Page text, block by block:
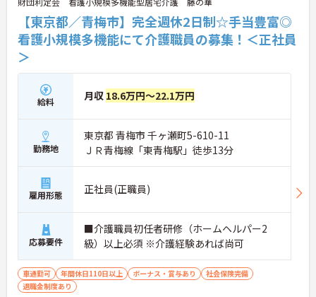
プライベートとの両立がしやすい環境です。
・「年間休日110日以上」「完全週休2日制（月9日
休み）」
・残業は月平均15時間程度
→ 無理なく長く働き続けやすい体制を大切にしてい
ます
幅広い経験を積めるのが魅力です。
・通い・訪問・宿泊の3形態に対応
→ 実務を通じて介護力をしっかり伸ばせます
■ 在宅生活を支えるやりがい◎
地域に密着した介護を実践できます。
・自宅での生活継続を第一に考える支援
・訪問を通じて生活環境にも深く関われる
・地域包括ケアの一員として活躍できる
→ 「人の暮らしに寄り添う介護」を実感できる環境
【東京都／青梅市】完全週休2日制☆手当豊富◎
看護小規模多機能にて介護職員の募集！＜正社員
＞
給料 月収 18.6万円～22.1万円
勤務地
東京都 青梅市 千ヶ瀬町5-610-11
ＪＲ青梅線「東青梅駅」徒歩13分
雇用形態 正社員(正職員)
応募要件
■介護職員初任者研修（ホームヘルパー2
級）以上必須 ※介護経験あれば尚可
車通勤可 年間休日110日以上 ボーナス・賞与あり
社会保険完備
退職金制度あり